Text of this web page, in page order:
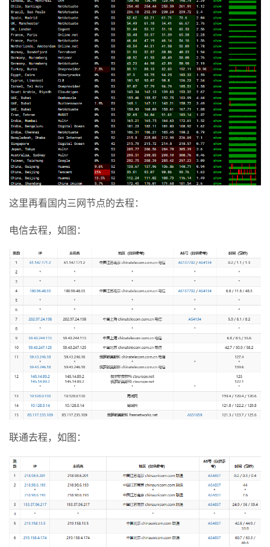
这里再看国内三网节点的去程：
电信去程，如图：
联通去程，如图：